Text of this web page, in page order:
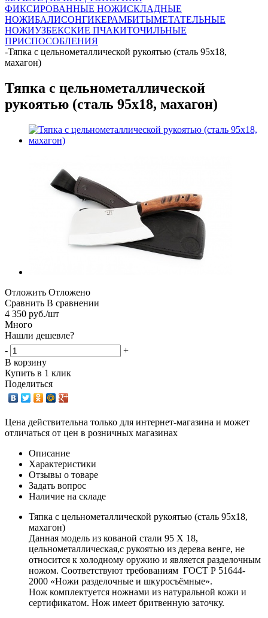
ФИКСИРОВАННЫЕ НОЖИСКЛАДНЫЕ
НОЖИБАЛИСОНГИКЕРАМБИТЫМЕТАТЕЛЬНЫЕ
НОЖИУЗБЕКСКИЕ ПЧАКИТОЧИЛЬНЫЕ
ПРИСПОСОБЛЕНИЯ
-Тяпка с цельнометаллической рукоятью (сталь 95х18,
махагон)
Тяпка с цельнометаллической
рукоятью (сталь 95х18, махагон)
Отложить Отложено
Сравнить В сравнении
4 350 руб./шт
Много
Нашли дешевле?
-
+
В корзину
Купить в 1 клик
Поделиться
Цена действительна только для интернет-магазина и может
отличаться от цен в розничных магазинах
Описание
Характеристики
Отзывы о товаре
Задать вопрос
Наличие на складе
Тяпка с цельнометаллической рукоятью (сталь 95х18,
махагон)
Данная модель из кованой стали 95 Х 18,
цельнометаллическая,с рукоятью из дерева венге, не
относится к холодному оружию и является разделочным
ножом. Соответствуют требованиям ГОСТ Р 51644-
2000 «Ножи разделочные и шкуросъёмные».
Нож комплектуется ножнами из натуральной кожи и
сертификатом. Нож имеет бритвенную заточку.